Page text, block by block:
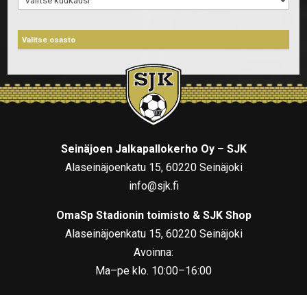
Seinäjoen Jalkapallokerho Oy – SJK
Alaseinäjoenkatu 15, 60220 Seinäjoki
info@sjk.fi
OmaSp Stadionin toimisto & SJK Shop
Alaseinäjoenkatu 15, 60220 Seinäjoki
Avoinna:
Ma–pe klo. 10:00–16:00